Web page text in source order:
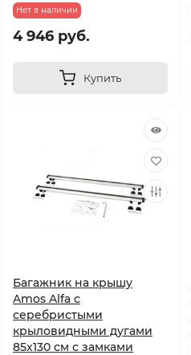
Нет в наличии
4 946 руб.
Купить
Багажник на крышу
Amos Alfa с
серебристыми
крыловидными дугами
85х130 см с замками